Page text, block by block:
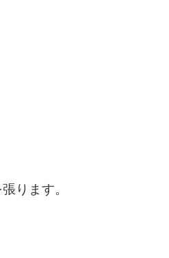
ります。